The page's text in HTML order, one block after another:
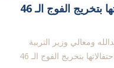
جامعة النجاح تطلق باكورة احتفالاتها بتخريج الفوج الـ 46
ومعالي وزير التربية
والتعليم العالي جامعة النجاح تطلق باكورة احتفالاتها بتخريج الفوج الـ 46